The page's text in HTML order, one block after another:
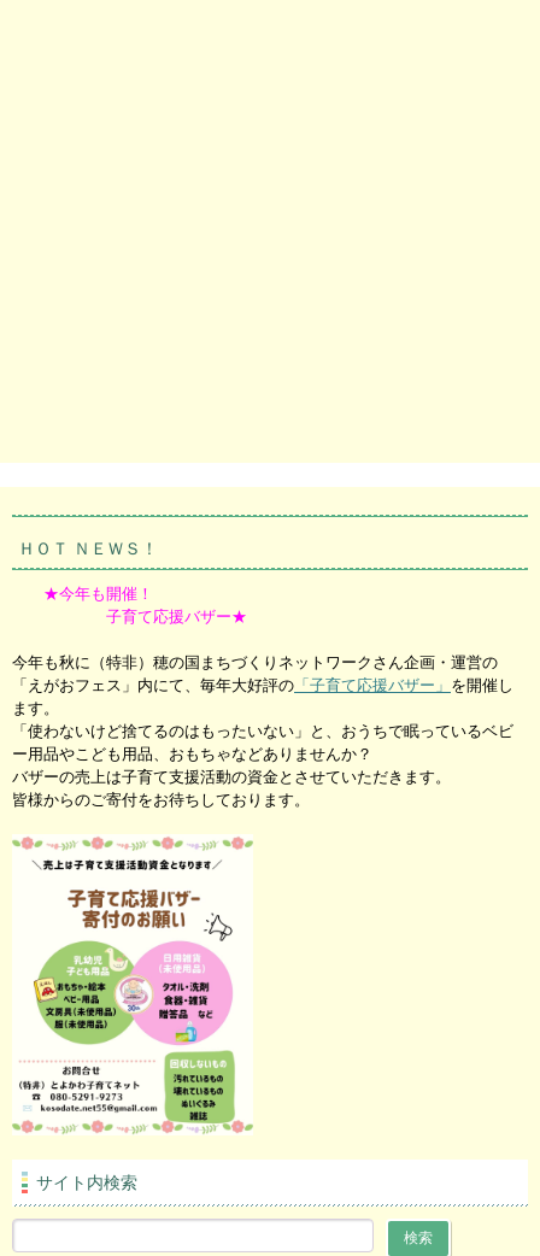
ＨＯＴ ＮＥＷＳ！
★今年も開催！
子育て応援バザー★
今年も秋に（特非）穂の国まちづくりネットワークさん企画・運営の
「えがおフェス」内にて、毎年大好評の 「子育て応援バザー」 を開催し
ます。
「使わないけど捨てるのはもったいない」と、おうちで眠っているベビ
ー用品やこども用品、おもちゃなどありませんか？
バザーの売上は子育て支援活動の資金とさせていただきます。
皆様からのご寄付をお待ちしております。
サイト内検索